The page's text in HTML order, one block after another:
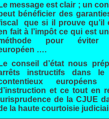
Le message est clair ; un
bénéficier des
que si il prouve qu’il
fait à l’impôt ce qui est
pour éviter
….
Le conseil d’état nous
instructifs dans le
et ce tout en
de la CJUE
la haute courtoisie